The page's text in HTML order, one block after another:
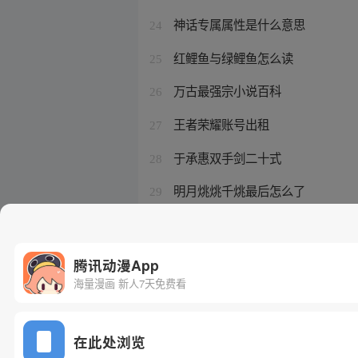
24 神话专属属性是什么意思
25 红鲤鱼与绿鲤鱼怎么读
26 万古最强宗小说百科
27 王者荣耀账号出租
28 于承惠双手剑二十式
29 明月烑烑千烑最后怎么了
腾讯动漫App
海量漫画 新人7天免费看
在此处浏览